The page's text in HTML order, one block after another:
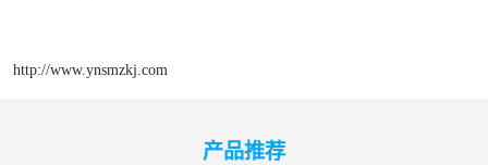
http://www.ynsmzkj.com
产品推荐